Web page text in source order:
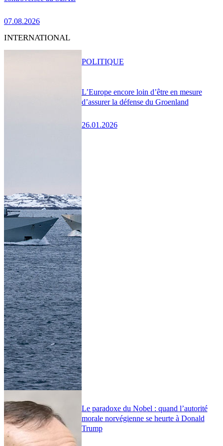
07.08.2026
INTERNATIONAL
L’Europe encore loin d’être en mesure
d’assurer la défense du Groenland
26.01.2026
POLITIQUE
Le paradoxe du Nobel : quand l’autorité
morale norvégienne se heurte à Donald
Trump